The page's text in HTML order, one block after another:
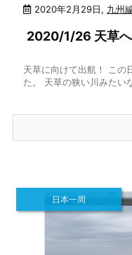
2020年2月29日, 九州
2020/1/26 天草へ
天草に向けて出航！ この
た。 天草の狭い川みたい
日本一周